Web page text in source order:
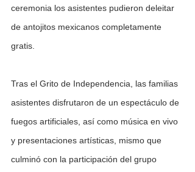
ceremonia los asistentes pudieron deleitar
de antojitos mexicanos completamente
gratis.
Tras el Grito de Independencia, las familias
asistentes disfrutaron de un espectáculo de
fuegos artificiales, así como música en vivo
y presentaciones artísticas, mismo que
culminó con la participación del grupo